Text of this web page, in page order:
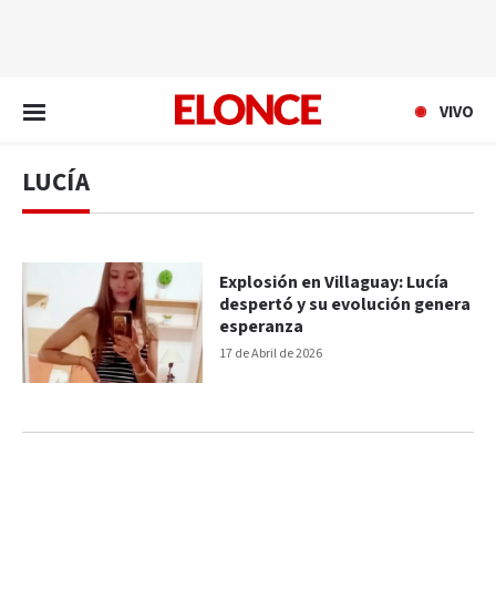
VIVO
LUCÍA
17 de Abril de 2026
Explosión en Villaguay: Lucía
despertó y su evolución genera
esperanza